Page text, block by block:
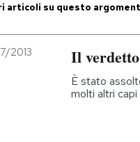
PERSONALE
articoli su questo
2013 Il
È stato
molti altri capi